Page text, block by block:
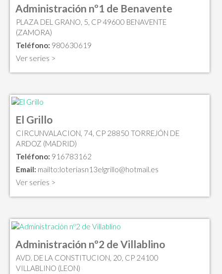
Administración nº1 de Benavente
PLAZA DEL GRANO, 5, CP 49600 BENAVENTE
(ZAMORA)
Teléfono: 980630619
Ver series >
El Grillo
CIRCUNVALACION, 74, CP 28850 TORREJÓN DE
ARDOZ (MADRID)
Teléfono: 916783162
Email: mailto:loteriasn13elgrillo@hotmail.es
Ver series >
Administración nº2 de Villablino
AVD. DE LA CONSTITUCION, 20, CP 24100
VILLABLINO (LEON)